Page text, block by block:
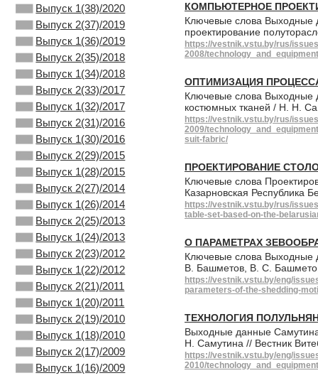
Выпуск 1(38)/2020
Выпуск 2(37)/2019
Выпуск 1(36)/2019
Выпуск 2(35)/2018
Выпуск 1(34)/2018
Выпуск 2(33)/2017
Выпуск 1(32)/2017
Выпуск 2(31)/2016
Выпуск 1(30)/2016
Выпуск 2(29)/2015
Выпуск 1(28)/2015
Выпуск 2(27)/2014
Выпуск 1(26)/2014
Выпуск 2(25)/2013
Выпуск 1(24)/2013
Выпуск 2(23)/2012
Выпуск 1(22)/2012
Выпуск 2(21)/2011
Выпуск 1(20)/2011
Выпуск 2(19)/2010
Выпуск 1(18)/2010
Выпуск 2(17)/2009
Выпуск 1(16)/2009
КОМПЬЮТЕРНОЕ
Ключевые слова Выходные
проектирование
https://vestnik.vstu.by/rus/
2008/
ОПТИМИЗАЦИЯ
Ключевые слова Выходные
костюмных тканей / Н. Н.
https://vestnik.vstu.by/rus/
2009/
suit-fabric/
ПРОЕКТИРОВАНИЕ
Ключевые слова
Казарновская Республика
https://vestnik.vstu.by/rus/
table-set-based-on-the-
О ПАРАМЕТРАХ
Ключевые слова Выходные
В. Башметов, В. С.
https://vestnik.vstu.by/eng/
parameters-of-the-shedding-
ТЕХНОЛОГИЯ
Выходные данные
Н. Самутина // Вестник
https://vestnik.vstu.by/eng/
2010/